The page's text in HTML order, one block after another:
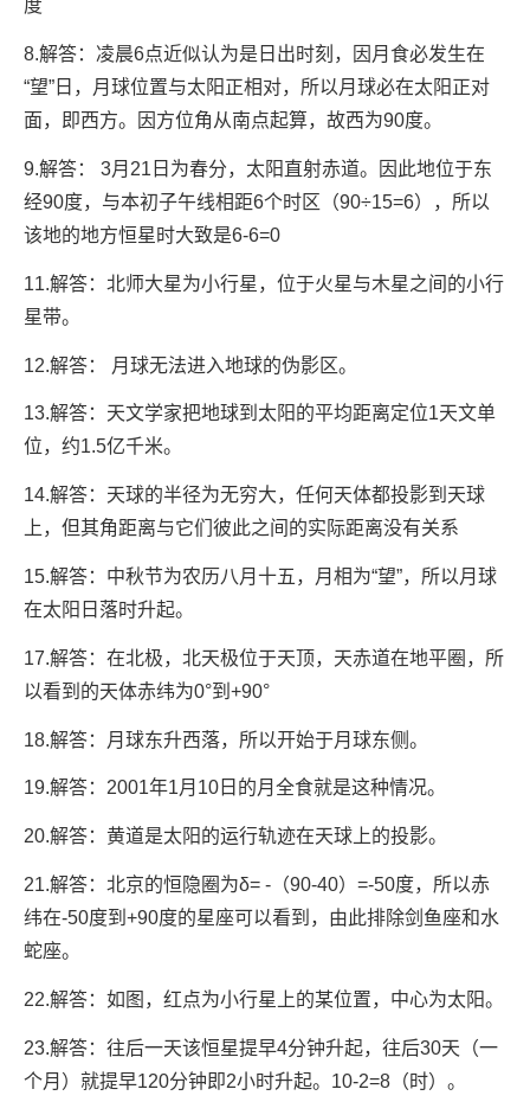
度
8.解答：凌晨6点近似认为是日出时刻，因月食必发生在
“望”日，月球位置与太阳正相对，所以月球必在太阳正对
面，即西方。因方位角从南点起算，故西为90度。
9.解答： 3月21日为春分，太阳直射赤道。因此地位于东
经90度，与本初子午线相距6个时区（90÷15=6），所以
该地的地方恒星时大致是6-6=0
11.解答：北师大星为小行星，位于火星与木星之间的小行
星带。
12.解答： 月球无法进入地球的伪影区。
13.解答：天文学家把地球到太阳的平均距离定位1天文单
位，约1.5亿千米。
14.解答：天球的半径为无穷大，任何天体都投影到天球
上，但其角距离与它们彼此之间的实际距离没有关系
15.解答：中秋节为农历八月十五，月相为“望”，所以月球
在太阳日落时升起。
17.解答：在北极，北天极位于天顶，天赤道在地平圈，所
以看到的天体赤纬为0°到+90°
18.解答：月球东升西落，所以开始于月球东侧。
19.解答：2001年1月10日的月全食就是这种情况。
20.解答：黄道是太阳的运行轨迹在天球上的投影。
21.解答：北京的恒隐圈为δ= -（90-40）=-50度，所以赤
纬在-50度到+90度的星座可以看到，由此排除剑鱼座和水
蛇座。
22.解答：如图，红点为小行星上的某位置，中心为太阳。
23.解答：往后一天该恒星提早4分钟升起，往后30天（一
个月）就提早120分钟即2小时升起。10-2=8（时）。